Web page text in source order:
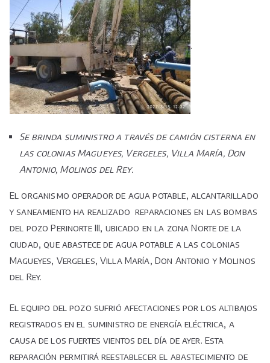
Se brinda suministro a través de camión cisterna en
las colonias Magueyes, Vergeles, Villa María, Don
Antonio, Molinos del Rey.
El organismo operador de agua potable, alcantarillado
y saneamiento ha realizado reparaciones en las bombas
del pozo Perinorte III, ubicado en la zona Norte de la
ciudad, que abastece de agua potable a las colonias
Magueyes, Vergeles, Villa María, Don Antonio y Molinos
del Rey.
El equipo del pozo sufrió afectaciones por los altibajos
registrados en el suministro de energía eléctrica, a
causa de los fuertes vientos del día de ayer. Esta
reparación permitirá reestablecer el abastecimiento de